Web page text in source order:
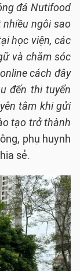
đá Nutifood
ngôi sao
học viện, các
và chăm sóc
cách đây
đến thi tuyển
tâm khi gửi
tạo trở thành
phụ huynh
sẻ.